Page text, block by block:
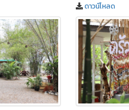
ดาวน์โหลด